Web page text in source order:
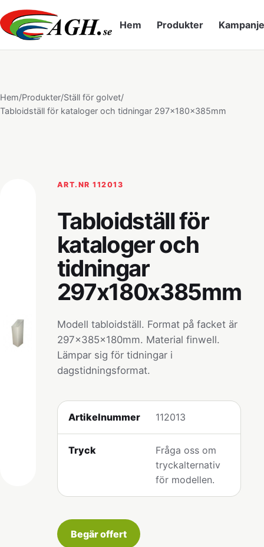
Hem Produkter
Hem/Produkter/Ställ för golvet/
Tabloidställ för kataloger och tidningar 297x180x385mm
ART.NR 112013
Tabloidställ för
kataloger och
tidningar
297x180x385mm
Modell tabloidställ. Format på facket är
297x385x180mm. Material finwell.
Lämpar sig för tidningar i
dagstidningsformat.
Artikelnummer 112013
Tryck
Fråga oss om
tryckalternativ
för modellen.
Begär offert